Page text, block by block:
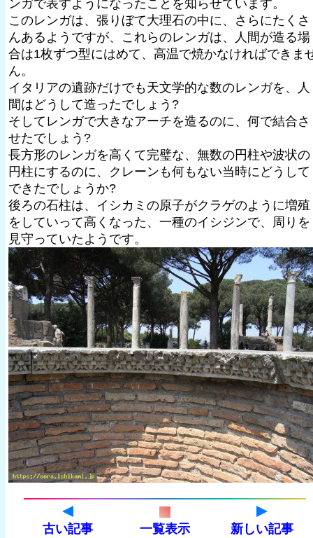
ンガで表すようになったことを知らせています。
このレンガは、張りぼて大理石の中に、さらにたくさ
んあるようですが、これらのレンガは、人間が造る場
合は1枚ずつ型にはめて、高温で焼かなければできま
ん。
イタリアの遺跡だけでも天文学的な数のレンガを、人
間はどうして造ったでしょう?
そしてレンガで大きなアーチを造るのに、何で結合さ
せたでしょう?
長方形のレンガを高くて完璧な、無数の円柱や波状の
円柱にするのに、クレーンも何もない当時にどうして
できたでしょうか?
後ろの石柱は、イシカミの原子がクラゲのように増殖
をしていって高くなった、一種のイシジンで、周りを
見守っていたようです。
古い記事 一覧表示 新しい記事